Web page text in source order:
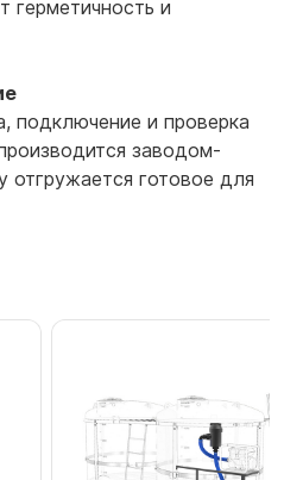
герметичность и
подключение и проверка
заводом-
отгружается готовое для